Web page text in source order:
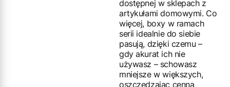
dostępnej w sklepach z
artykułami domowymi. Co
więcej, boxy w ramach
serii idealnie do siebie
pasują, dzięki czemu –
gdy akurat ich nie
używasz – schowasz
mniejsze w większych,
oszczędzając cenną